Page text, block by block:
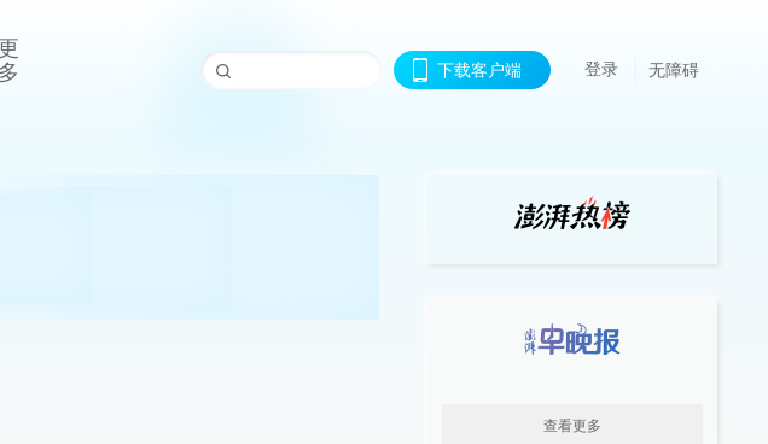
更
多
下载客户端 登录 无障碍
查看更多